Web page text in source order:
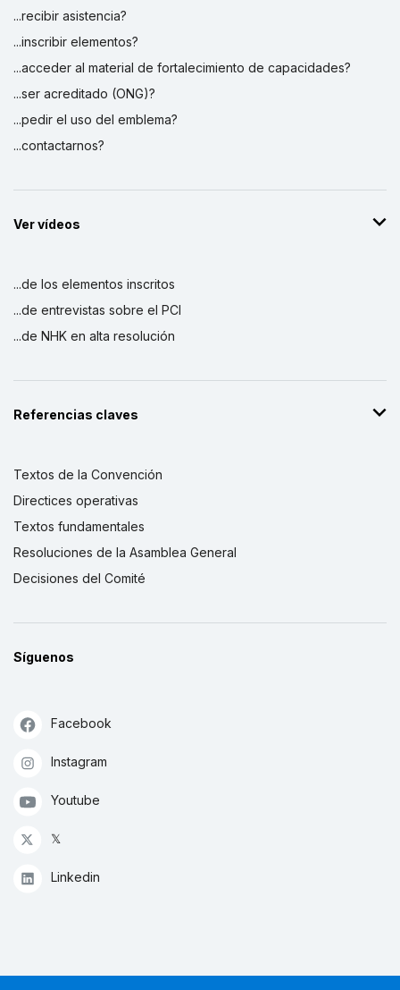
...recibir asistencia?
...inscribir elementos?
...acceder al material de fortalecimiento de capacidades?
...ser acreditado (ONG)?
...pedir el uso del emblema?
...contactarnos?
Ver vídeos
...de los elementos inscritos
...de entrevistas sobre el PCI
...de NHK en alta resolución
Referencias claves
Textos de la Convención
Directices operativas
Textos fundamentales
Resoluciones de la Asamblea General
Decisiones del Comité
Síguenos
Facebook
Instagram
Youtube
𝕏
Linkedin